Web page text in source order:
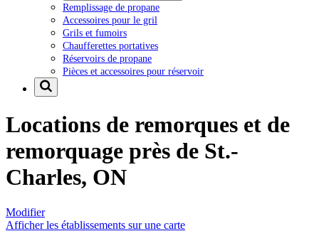
Remplissage de propane
Accessoires pour le gril
Grils et fumoirs
Chaufferettes portatives
Réservoirs de propane
Pièces et accessoires pour réservoir
Locations de remorques et de
remorquage près de St.-
Charles, ON
Modifier
Afficher les établissements sur une carte